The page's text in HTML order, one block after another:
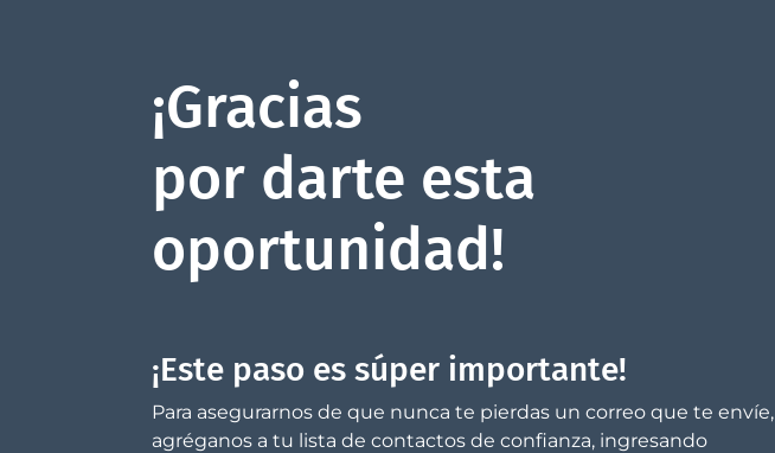
¡Gracias
por darte esta
oportunidad!
¡Este paso es súper importante!
Para asegurarnos de que nunca te pierdas un correo que te envíe,
agréganos a tu lista de contactos de confianza, ingresando